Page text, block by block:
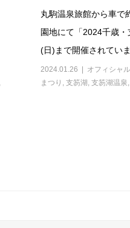
丸駒温泉旅館から車で
園地にて「2024千歳
(日)まで開催されていま
2024.01.26 オフィシャ
まつり
支笏湖 支笏湖温泉